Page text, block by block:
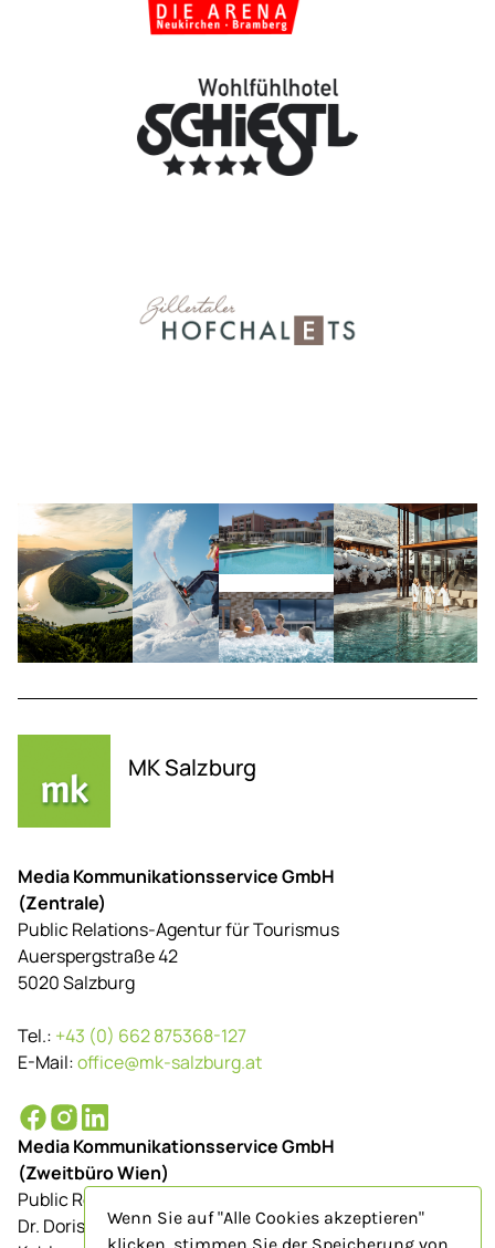
MK Salzburg
Media Kommunikationsservice GmbH
(Zentrale)
Public Relations-Agentur für Tourismus
Auerspergstraße 42
5020 Salzburg
Tel.: +43 (0) 662 875368-127
E-Mail:office@mk-salzburg.at
Media Kommunikationsservice GmbH
(Zweitbüro Wien)
Public Relations-Agentur für Tourismus
Dr. Doris Schenkenfelder
Wenn Sie auf "Alle Cookies akzeptieren"